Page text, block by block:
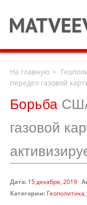
На главную
передел газовой
Борьба
газовой
Дата: 15 декабря, 2019
Категории: Геополитика